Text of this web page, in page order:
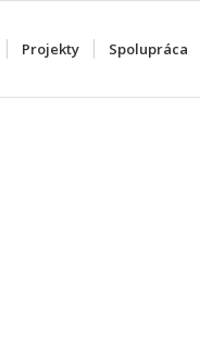
Projekty Spolupráca